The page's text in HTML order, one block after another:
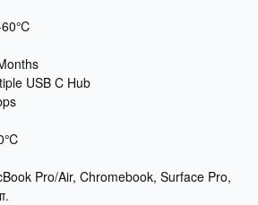
60℃
USB C Hub
Pro/Air, Chromebook, Surface Pro,